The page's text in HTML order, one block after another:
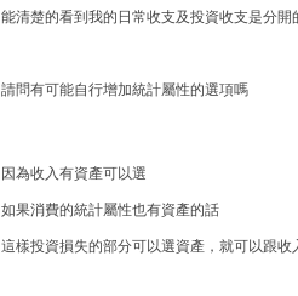
能清楚的看到我的日常收支及投資收支是分開
請問有可能自行增加統計屬性的選項嗎
因為收入有資產可以選
如果消費的統計屬性也有資產的話
這樣投資損失的部分可以選資產，就可以跟收